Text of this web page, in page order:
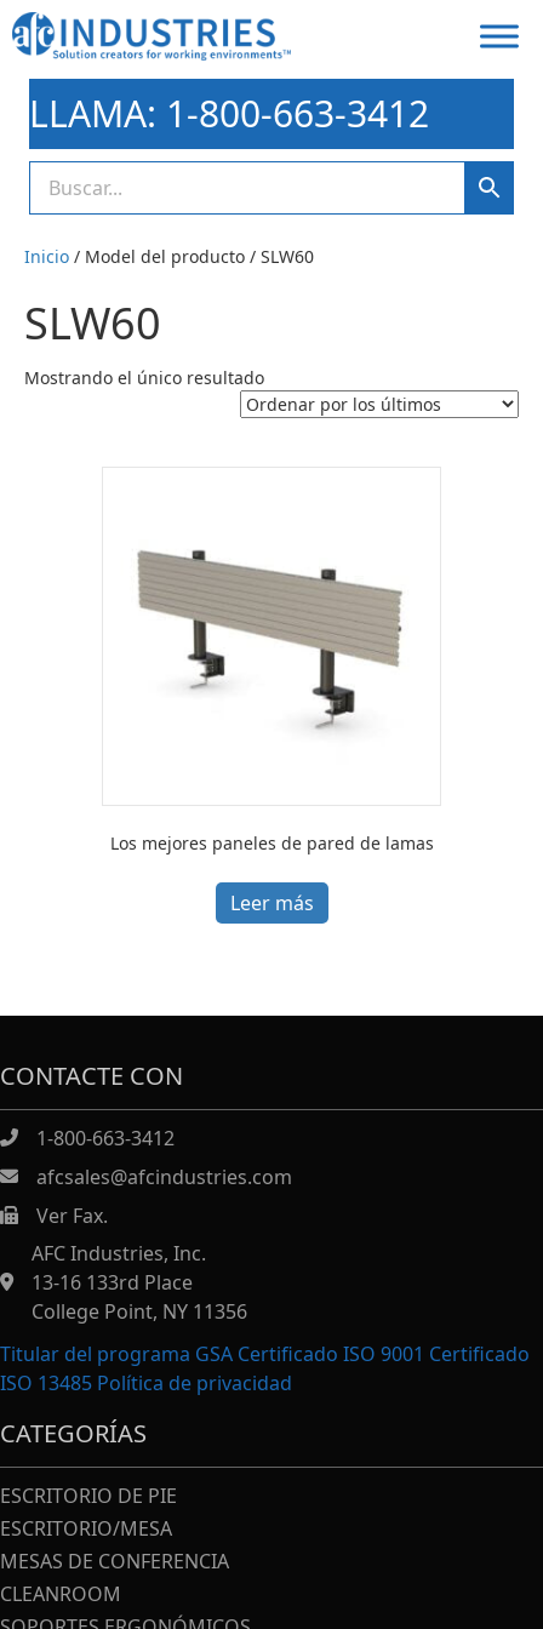
LLAMA: 1-800-663-3412
Inicio / Model del producto / SLW60
SLW60
Mostrando el único resultado
Los mejores paneles de pared de lamas
Leer más
CONTACTE CON
1-800-663-3412
afcsales@afcindustries.com
https://afcindustries.com/contact/#:~:text=Fax
Ver Fax.
AFC Industries, Inc.
13-16 133rd Place
College Point, NY 11356
Titular del programa GSA Certificado ISO 9001 Certificado
ISO 13485 Política de privacidad
CATEGORÍAS
ESCRITORIO DE PIE
ESCRITORIO/MESA
MESAS DE CONFERENCIA
CLEANROOM